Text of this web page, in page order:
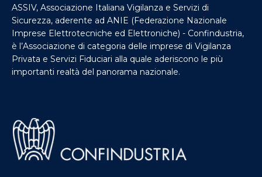
ASSIV, Associazione Italiana Vigilanza e Servizi di
Sicurezza, aderente ad ANIE (Federazione Nazionale
Imprese Elettrotecniche ed Elettroniche) - Confindustria,
è l’Associazione di categoria delle imprese di Vigilanza
Privata e Servizi Fiduciari alla quale aderiscono le più
importanti realtà del panorama nazionale.